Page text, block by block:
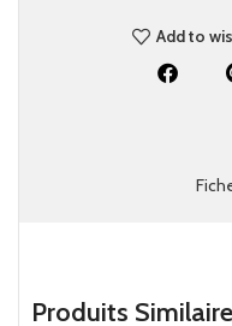
Add to
Produits